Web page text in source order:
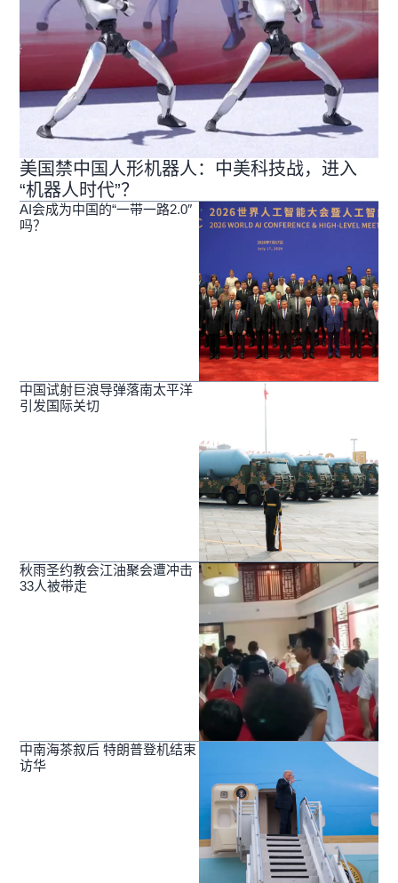
美国禁中国人形机器人：中美科技战，进入
“机器人时代”？
AI会成为中国的“一带一路2.0″
吗？
中国试射巨浪导弹落南太平洋
引发国际关切
秋雨圣约教会江油聚会遭冲击
33人被带走
中南海茶叙后 特朗普登机结束
访华